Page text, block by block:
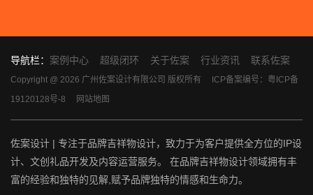
导航栏： 案例中心 超级闭环 关于佐案 行业资讯 联系佐案
Copyright @ 2026 广州佐案设计有限公司 版权所有
ICP备案编号：粤ICP备
19120128号-8
网站地图
佐案设计 | 专注于品牌吉祥物设计，致力于为客户提供全方位的IP设
计、文创礼品开发及内容运营服务。 在品牌吉祥物设计领域拥有丰
富的经验和独特的见解,赋予品牌独特的情感和生命力。